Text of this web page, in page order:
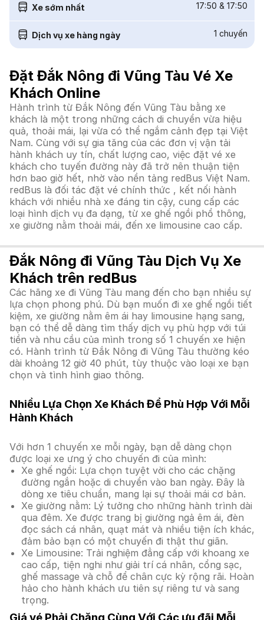
Xe sớm nhất 17:50 & 17:50
Dịch vụ xe hàng ngày 1 chuyến
Đặt Đắk Nông đi Vũng Tàu Vé Xe
Khách Online
Hành trình từ Đắk Nông đến Vũng Tàu bằng xe
khách là một trong những cách di chuyển vừa hiệu
quả, thoải mái, lại vừa có thể ngắm cảnh đẹp tại Việt
Nam. Cùng với sự gia tăng của các đơn vị vận tải
hành khách uy tín, chất lượng cao, việc đặt vé xe
khách cho tuyến đường này đã trở nên thuận tiện
hơn bao giờ hết, nhờ vào nền tảng redBus Việt Nam.
redBus là đối tác đặt vé chính thức , kết nối hành
khách với nhiều nhà xe đáng tin cậy, cung cấp các
loại hình dịch vụ đa dạng, từ xe ghế ngồi phổ thông,
xe giường nằm thoải mái, đến xe limousine cao cấp.
Đắk Nông đi Vũng Tàu Dịch Vụ Xe
Khách trên redBus
Các hãng xe đi Vũng Tàu mang đến cho bạn nhiều sự
lựa chọn phong phú. Dù bạn muốn đi xe ghế ngồi tiết
kiệm, xe giường nằm êm ái hay limousine hạng sang,
bạn có thể dễ dàng tìm thấy dịch vụ phù hợp với túi
tiền và nhu cầu của mình trong số 1 chuyến xe hiện
có. Hành trình từ Đắk Nông đi Vũng Tàu thường kéo
dài khoảng 12 giờ 40 phút, tùy thuộc vào loại xe bạn
chọn và tình hình giao thông.
Nhiều Lựa Chọn Xe Khách Để Phù Hợp Với Mỗi
Hành Khách
Với hơn 1 chuyến xe mỗi ngày, bạn dễ dàng chọn
được loại xe ưng ý cho chuyến đi của mình:
Xe ghế ngồi: Lựa chọn tuyệt vời cho các chặng
đường ngắn hoặc di chuyển vào ban ngày. Đây là
dòng xe tiêu chuẩn, mang lại sự thoải mái cơ bản.
Xe giường nằm: Lý tưởng cho những hành trình dài
qua đêm. Xe được trang bị giường ngả êm ái, đèn
đọc sách cá nhân, quạt mát và nhiều tiện ích khác,
đảm bảo bạn có một chuyến đi thật thư giãn.
Xe Limousine: Trải nghiệm đẳng cấp với khoang xe
cao cấp, tiện nghi như giải trí cá nhân, cổng sạc,
ghế massage và chỗ để chân cực kỳ rộng rãi. Hoàn
hảo cho hành khách ưu tiên sự riêng tư và sang
trọng.